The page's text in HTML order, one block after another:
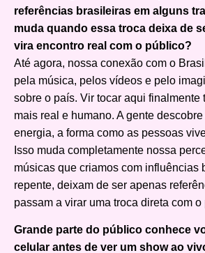
referências brasileiras em alguns
muda quando essa troca deixa de
vira encontro real com o público?
Até agora, nossa conexão com o
pela música, pelos vídeos e pelo
sobre o país. Vir tocar aqui finalmente
mais real e humano. A gente
energia, a forma como as pessoas
Isso muda completamente nossa
músicas que criamos com influências
repente, deixam de ser apenas
passam a virar uma troca direta com o
Grande parte do público conhece
celular antes de ver um show ao